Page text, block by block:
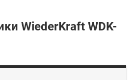
WiederKraft WDK-